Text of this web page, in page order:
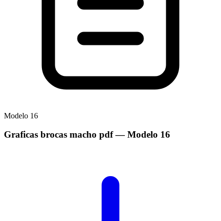
Modelo 16
Graficas brocas macho pdf— Modelo 16